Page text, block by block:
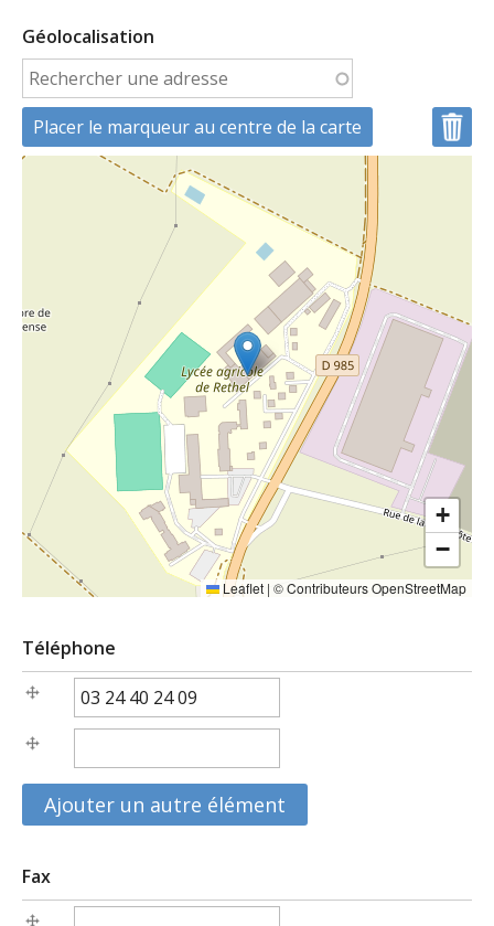
Géolocalisation
Placer le marqueur au centre de la carte
+
−
Leaflet | ©Contributeurs OpenStreetMap
Téléphone
Téléphone
Fax